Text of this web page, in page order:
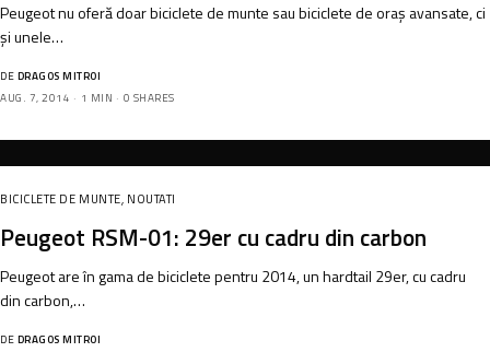
Peugeot nu oferă doar biciclete de munte sau biciclete de oraș avansate, ci
și unele…
DE DRAGOS MITROI
AUG. 7, 2014
1 MIN 0 SHARES
BICICLETE DE MUNTE, NOUTATI
Peugeot RSM-01: 29er cu cadru din carbon
Peugeot are în gama de biciclete pentru 2014, un hardtail 29er, cu cadru
din carbon,…
DE DRAGOS MITROI